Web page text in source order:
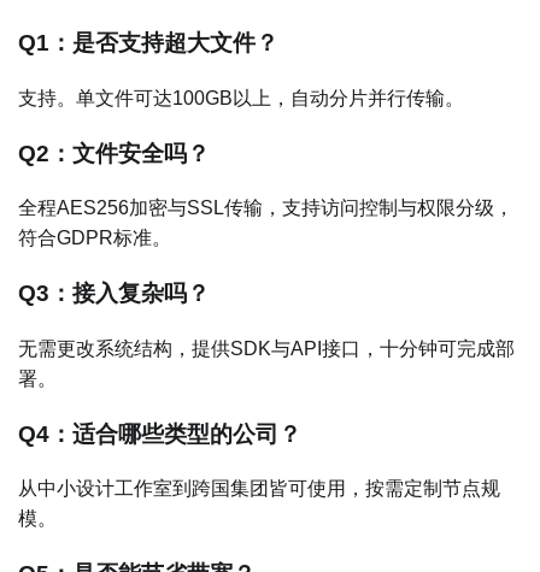
Q1：是否支持超大文件？
支持。单文件可达100GB以上，自动分片并行传输。
Q2：文件安全吗？
全程AES256加密与SSL传输，支持访问控制与权限分级，
符合GDPR标准。
Q3：接入复杂吗？
无需更改系统结构，提供SDK与API接口，十分钟可完成部
署。
Q4：适合哪些类型的公司？
从中小设计工作室到跨国集团皆可使用，按需定制节点规
模。